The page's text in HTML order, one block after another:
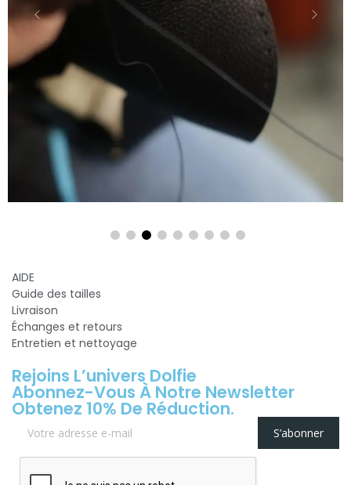
AIDE
Guide des tailles
Livraison
Échanges et retours
Entretien et nettoyage
Rejoins L’univers Dolfie
Abonnez-Vous À Notre Newsletter
Obtenez 10% De Réduction.
S’abonner